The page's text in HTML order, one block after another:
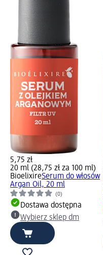
5,75 zł
20 ml (28,75 zł za 100 ml)
BioelixireSerum do włosów
Argan Oil, 20 ml
(0)
Dostawa dostępna
Wybierz sklep dm